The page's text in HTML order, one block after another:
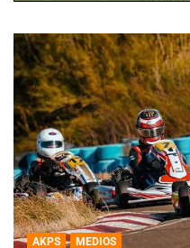
AKPS MEDIOS